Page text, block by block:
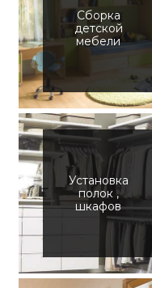
Сборка
детской
мебели
Установка
полок ,
шкафов